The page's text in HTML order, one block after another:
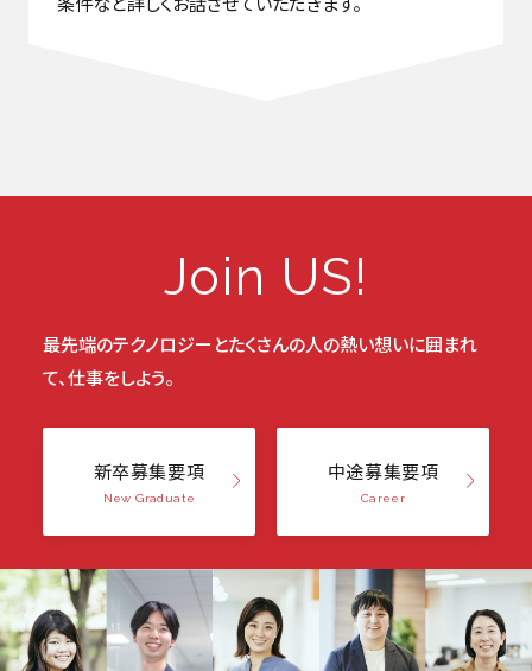
Join US!
最先端のテクノロジーとたくさんの人の熱い想いに囲まれ
て、仕事をしよう。
新卒募集要項
New Graduate
中途募集要項
Career